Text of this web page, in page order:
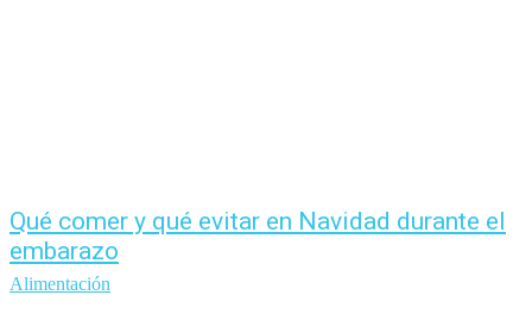
Qué comer y qué evitar en Navidad durante el
embarazo
Alimentación